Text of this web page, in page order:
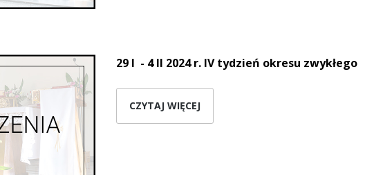
29 I - 4 II 2024 r. IV tydzień okresu zwykłego
CZYTAJ WIĘCEJ